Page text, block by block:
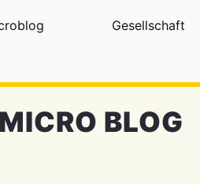
Gesellschaft
MICRO BLOG